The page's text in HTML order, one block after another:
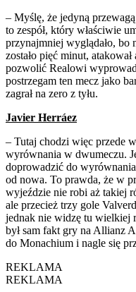
– Myślę, że jedyną
to zespół, który właściwie
przynajmniej wyglądało, bo
zostało pięć minut,
pozwolić Realowi
postrzegam ten mecz jako
zagrał na zero z tyłu.
Javier Herráez
– Tutaj chodzi więc przede
wyrównania w dwumeczu.
doprowadzić do
od nowa. To prawda, że w
wyjeździe nie robi aż takiej
ale przecież trzy gole
jednak nie widzę tu wielkiej
był sam fakt gry na Allianz
do Monachium i nagle się
REKLAMA
REKLAMA